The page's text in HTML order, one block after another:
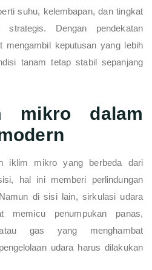
suhu, kelembapan, dan tingkat
strategis. Dengan pendekatan
mengambil keputusan yang lebih
tanam tetap stabil sepanjang
mikro dalam
iklim mikro yang berbeda dari
hal ini memberi perlindungan
di sisi lain, sirkulasi udara
memicu penumpukan panas,
gas yang menghambat
udara harus dilakukan